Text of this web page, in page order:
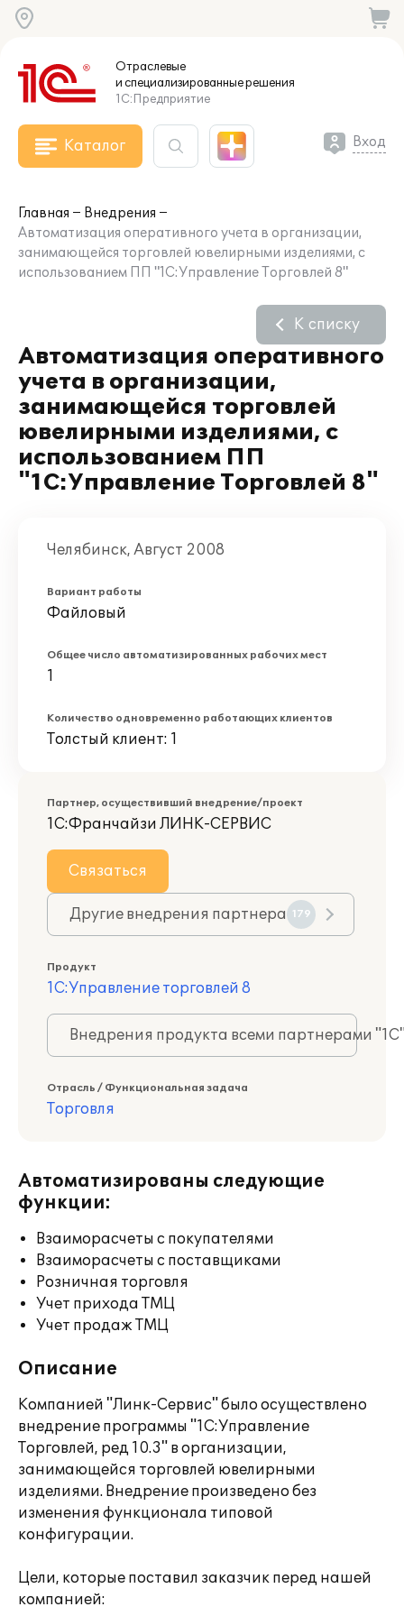
Отраслевые
и специализированныерешения
1С:Предприятие
Каталог Вход
Главная
Внедрения
Автоматизация оперативного учета в организации,
занимающейся торговлей ювелирными изделиями, с
использованием ПП "1С:Управление Торговлей 8"
Автоматизация оперативного
учета в организации,
занимающейся торговлей
ювелирными изделиями, с
использованием ПП
"1С:Управление Торговлей 8"
К списку
Челябинск, Август 2008
Вариант работы
Файловый
Общее число автоматизированных рабочих мест
1
Количество одновременно работающих клиентов
Толстый клиент: 1
Партнер, осуществивший внедрение/проект
1С:Франчайзи ЛИНК-СЕРВИС
Связаться
Другие внедрения партнера 179
Продукт
1С:Управление торговлей 8
Внедрения продукта всеми партнерами
Отрасль / Функциональная задача
Торговля
Автоматизированы следующие
функции:
Взаиморасчеты с покупателями
Взаиморасчеты с поставщиками
Розничная торговля
Учет прихода ТМЦ
Учет продаж ТМЦ
Описание
Компанией "Линк-Сервис" было осуществлено
внедрение программы "1С:Управление
Торговлей, ред 10.3" в организации,
занимающейся торговлей ювелирными
изделиями. Внедрение произведено без
изменения функционала типовой
конфигурации.
Цели, которые поставил заказчик перед нашей
компанией: